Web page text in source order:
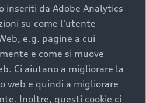
contenuto corrisponde a
e a una maggiore
una documentazione
certifica una manutenzione
inseriti da Adobe Analytics
su come l'utente
e.g. pagine a cui
e come si muove
Ci aiutano a migliorare la
web e quindi a migliorare
Inoltre, questi cookie ci